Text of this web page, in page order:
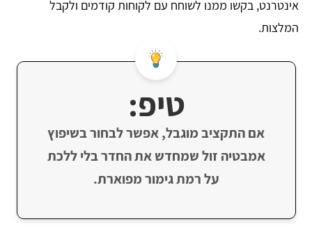
אינטרנט, בקשו ממנו לשוחח עם לקוחות קודמים ולקבל
המלצות.
טיפ:
אם התקציב מוגבל, אפשר לבחור בשיפוץ
אמבטיה זול שמחדש את החדר בלי ללכת
על רמת גימור מפוארת.